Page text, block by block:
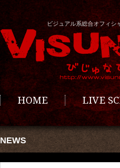
ビジュアル系総合オフィシ
HOME LIVE
NEWS